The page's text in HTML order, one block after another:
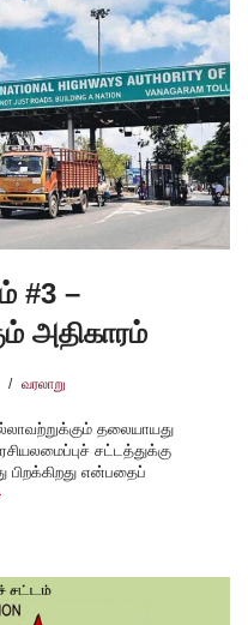
#3 –
அதிகாரம்
வரலாறு
தலையாயது
சட்டத்துக்கு
என்பதைப்